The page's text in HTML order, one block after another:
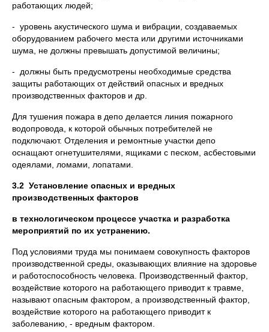
работающих людей;
- уровень акустического шума и вибрации, создаваемых
оборудованием рабочего места или другими источниками
шума, не должны превышать допустимой величины;
- должны быть предусмотрены необходимые средства
защиты работающих от действий опасных и вредных
производственных факторов и др.
Для тушения пожара в депо делается линия пожарного
водопровода, к которой обычных потребителей не
подключают. Отделения и ремонтные участки депо
оснащают огнетушителями, ящиками с песком, асбестовыми
одеялами, ломами, лопатами.
3.2 Установление опасных и вредных
производственных факторов
в технологическом процессе участка и разработка
мероприятий по их устранению.
Под условиями труда мы понимаем совокупность факторов
производственной среды, оказывающих влияние на здоровье
и работоспособность человека. Производственный фактор,
воздействие которого на работающего приводит к травме,
называют опасным фактором, а производственный фактор,
воздействие которого на работающего приводит к
заболеванию, - вредным фактором.